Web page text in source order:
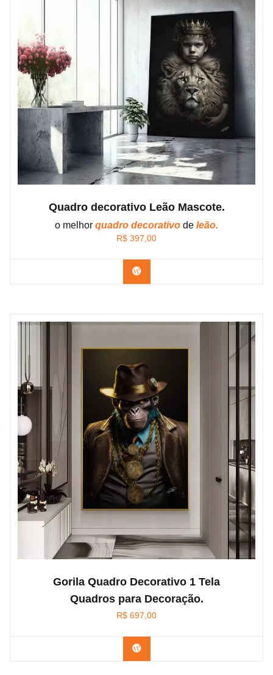
Quadro decorativo Leão Mascote.
o melhor quadro decorativo de leão.
R$ 397,00
Confira os modelos
Gorila Quadro Decorativo 1 Tela
Quadros para Decoração.
R$ 697,00
Confira na Amazon